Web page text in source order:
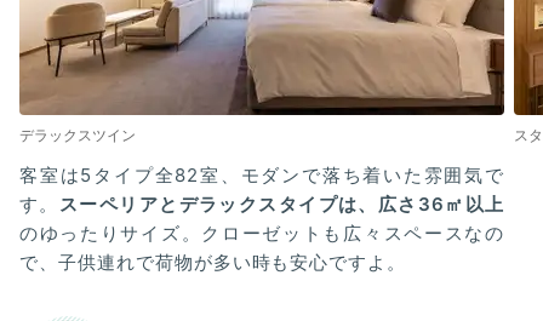
デラックスツイン ス
客室は5タイプ全82室、モダンで落ち着いた雰囲気で
す。 スーペリアとデラックスタイプは、広さ36㎡以上
のゆったりサイズ。クローゼットも広々スペースなの
で、子供連れで荷物が多い時も安心ですよ。